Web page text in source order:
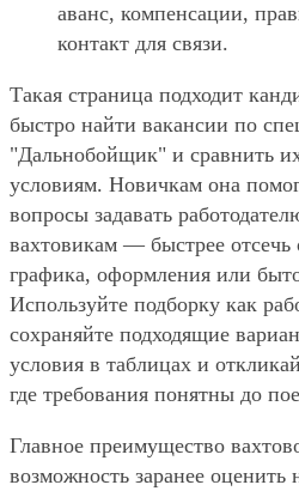
аванс, компенсации,
контакт для связи.
Такая страница подходит
быстро найти вакансии по
"Дальнобойщик" и сравнить
условиям. Новичкам она
вопросы задавать
вахтовикам — быстрее отсечь
графика, оформления или
Используйте подборку как
сохраняйте подходящие
условия в таблицах и
где требования понятны до
Главное преимущество
возможность заранее оценить